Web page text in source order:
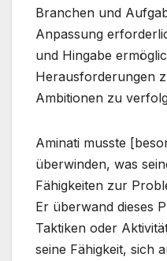
Branchen und
Anpassung
und Hingabe
Herausforderungen
Ambitionen zu
Aminati musste
überwinden, was
Fähigkeiten zur
Er überwand dieses
Taktiken oder
seine Fähigkeit, sich